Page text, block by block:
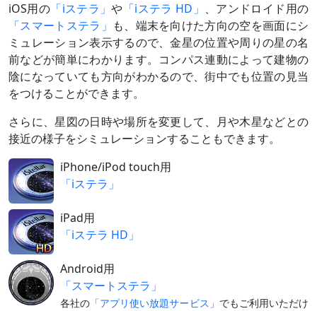
6月中旬
～7月中旬
火星と接
近
（›› 解説）
夕方～宵
最接近7月1日ごろ
7月10日 最大光度
-4.5等級
※データ出典：『Astronomical
Almanac』（他の出典と日付や等級が異
なる場合があります／国立天文台では7
7月上旬
～下旬
しし座の1
等星
と接近
（›› 解説）
夕方～宵
最接近16日ごろ
7月20日
（月齢3）
と並ぶ
（›› 解説）
7月21日
う）
7月下旬
水星と並
ぶ
夕方
最接近27日ごろ
iOS用の 「iステラ」や 「iステラ HD」 、アンドロイド用の
「スマートステラ」 も、端末を向けた方向の空を画面にシ
ミュレーション表示するので、金星の位置や周りの星の名
前などが簡単にわかります。コンパス連動によって建物の
陰になっていても方向がわかるので、街中でも位置の見当
をつけることができます。
さらに、星図の日時や場所を変更して、月や木星などとの
接近の様子をシミュレーションすることもできます。
iPhone/iPod touch用
「iステラ」
iPad用
「iステラ HD」
Android用
「スマートステラ」
各社の 「アプリ使い放題サービス」 でもご利用いただけ